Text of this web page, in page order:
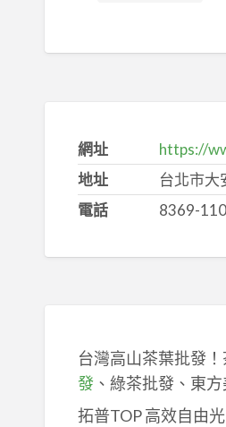
網址
https://
地址
台北市大
電話
8369-
台灣高山茶葉批發
發、綠茶批發、東
拓普TOP 高效自由